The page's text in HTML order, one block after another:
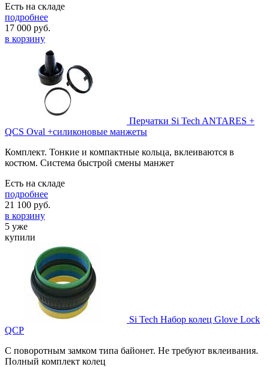
Есть на складе
подробнее
17 000 руб.
в корзину
Перчатки Si Tech ANTARES +
QCS Oval +силиконовые манжеты
Комплект. Тонкие и компактные кольца, вклеиваются в
костюм. Система быстрой смены манжет
Есть на складе
подробнее
21 100 руб.
в корзину
5 уже
купили
Si Tech Набор колец Glove Lock
QCP
С поворотным замком типа байонет. Не требуют вклеивания.
Полный комплект колец